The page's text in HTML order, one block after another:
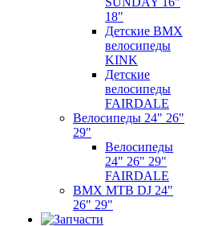
18"
Детские BMX
велосипеды
KINK
Детские
велосипеды
FAIRDALE
Велосипеды 24" 26"
29"
Велосипеды
24" 26" 29"
FAIRDALE
BMX MTB DJ 24"
26" 29"